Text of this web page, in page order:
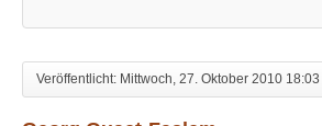
Veröffentlicht: Mittwoch, 27. Oktober 2010 18:03